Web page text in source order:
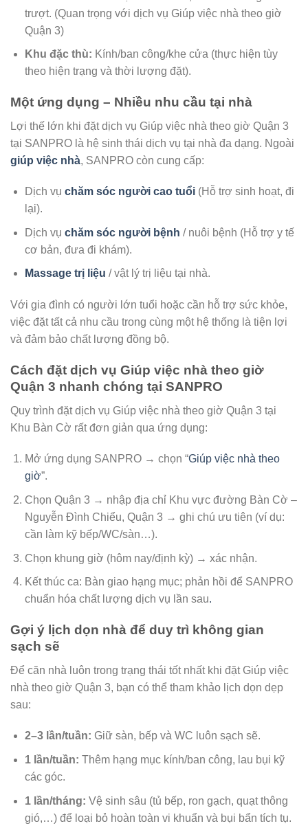
trượt. (Quan trọng với dịch vụ Giúp việc nhà theo giờ
Quận 3)
Khu đặc thù: Kính/ban công/khe cửa (thực hiện tùy
theo hiện trạng và thời lượng đặt).
Một ứng dụng – Nhiều nhu cầu tại nhà
Lợi thế lớn khi đặt dịch vụ Giúp việc nhà theo giờ Quận 3
tại SANPRO là hệ sinh thái dịch vụ tại nhà đa dạng. Ngoài
giúp việc nhà, SANPRO còn cung cấp:
Dịch vụ chăm sóc người cao tuổi(Hỗ trợ sinh hoạt, đi
lại).
Dịch vụ chăm sóc người bệnh / nuôi bệnh (Hỗ trợ y tế
cơ bản, đưa đi khám).
Massage trị liệu / vật lý trị liệu tại nhà.
Với gia đình có người lớn tuổi hoặc cần hỗ trợ sức khỏe,
việc đặt tất cả nhu cầu trong cùng một hệ thống là tiện lợi
và đảm bảo chất lượng đồng bộ.
Cách đặt dịch vụ Giúp việc nhà theo giờ
Quận 3 nhanh chóng tại SANPRO
Quy trình đặt dịch vụ Giúp việc nhà theo giờ Quận 3 tại
Khu Bàn Cờ rất đơn giản qua ứng dụng:
Mở ứng dụng SANPRO → chọn “Giúp việc nhà theo
giờ”.
Chọn Quận 3 → nhập địa chỉ Khu vực đường Bàn Cờ –
Nguyễn Đình Chiểu, Quận 3 → ghi chú ưu tiên (ví dụ:
cần làm kỹ bếp/WC/sàn…).
Chọn khung giờ (hôm nay/định kỳ) → xác nhận.
Kết thúc ca: Bàn giao hạng mục; phản hồi để SANPRO
chuẩn hóa chất lượng dịch vụ lần sau.
Gợi ý lịch dọn nhà để duy trì không gian
sạch sẽ
Để căn nhà luôn trong trạng thái tốt nhất khi đặt Giúp việc
nhà theo giờ Quận 3, bạn có thể tham khảo lịch dọn dẹp
sau:
2–3 lần/tuần: Giữ sàn, bếp và WC luôn sạch sẽ.
1 lần/tuần: Thêm hạng mục kính/ban công, lau bụi kỹ
các góc.
1 lần/tháng: Vệ sinh sâu (tủ bếp, ron gạch, quạt thông
gió,…) để loại bỏ hoàn toàn vi khuẩn và bụi bẩn tích tụ.